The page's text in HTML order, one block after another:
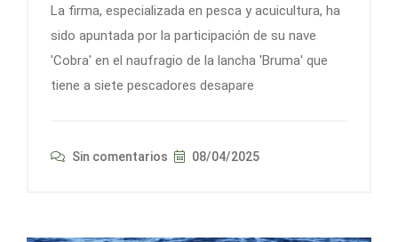
La firma, especializada en pesca y acuicultura, ha
sido apuntada por la participación de su nave
'Cobra' en el naufragio de la lancha 'Bruma' que
tiene a siete pescadores desapare
Sin comentarios 08/04/2025